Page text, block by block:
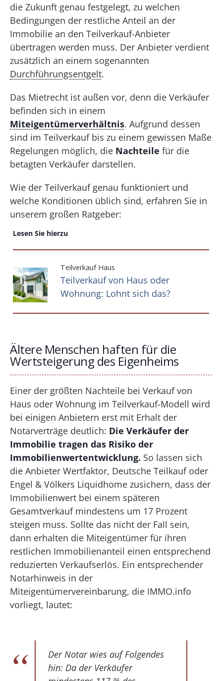
die Zukunft genau festgelegt, zu welchen
Bedingungen der restliche Anteil an der
Immobilie an den Teilverkauf-Anbieter
übertragen werden muss. Der Anbieter verdient
zusätzlich an einem sogenannten
Durchführungsentgelt.
Das Mietrecht ist außen vor, denn die Verkäufer
befinden sich in einem
Miteigentümerverhältnis. Aufgrund dessen
sind im Teilverkauf bis zu einem gewissen Maße
Regelungen möglich, die Nachteile für die
betagten Verkäufer darstellen.
Wie der Teilverkauf genau funktioniert und
welche Konditionen üblich sind, erfahren Sie in
unserem großen Ratgeber:
Lesen Sie hierzu
Teilverkauf Haus
Teilverkauf von Haus oder
Wohnung: Lohnt sich das?
Ältere Menschen haften für die
Wertsteigerung des Eigenheims
Einer der größten Nachteile bei Verkauf von
Haus oder Wohnung im Teilverkauf-Modell wird
bei einigen Anbietern erst mit Erhalt der
Notarverträge deutlich: Die Verkäufer der
Immobilie tragen das Risiko der
Immobilienwertentwicklung. So lassen sich
die Anbieter Wertfaktor, Deutsche Teilkauf oder
Engel & Völkers Liquidhome zusichern, dass der
Immobilienwert bei einem späteren
Gesamtverkauf mindestens um 17 Prozent
steigen muss. Sollte das nicht der Fall sein,
dann erhalten die Miteigentümer für ihren
restlichen Immobilienanteil einen entsprechend
reduzierten Verkaufserlös. Ein entsprechender
Notarhinweis in der
Miteigentümervereinbarung, die IMMO.info
vorliegt, lautet:
Der Notar wies auf Folgendes
hin: Da der Verkäufer